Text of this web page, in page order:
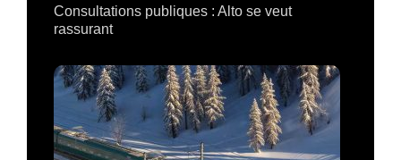
Consultations publiques : Alto se veut
rassurant